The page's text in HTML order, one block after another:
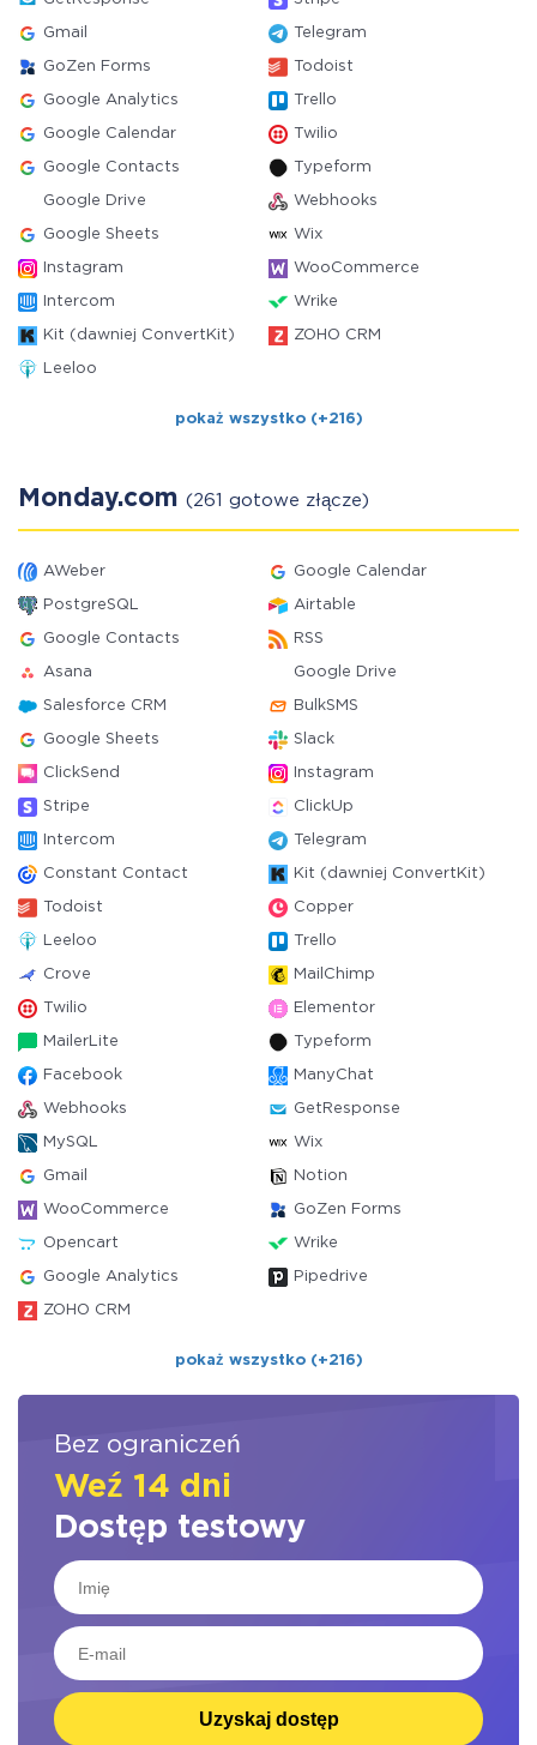
Gmail Telegram
GoZen Forms Todoist
Google Analytics Trello
Google Calendar Twilio
Google Contacts Typeform
Google Drive Webhooks
Google Sheets Wix
Instagram WooCommerce
Intercom Wrike
Kit (dawniej ConvertKit) ZOHO CRM
Leeloo
pokaż wszystko (+216)
Monday.com (261 gotowe złącze)
AWeber Google Calendar
PostgreSQL Airtable
Google Contacts RSS
Asana Google Drive
Salesforce CRM BulkSMS
Google Sheets Slack
ClickSend Instagram
Stripe ClickUp
Intercom Telegram
Constant Contact Kit (dawniej ConvertKit)
Todoist Copper
Leeloo Trello
Crove MailChimp
Twilio Elementor
MailerLite Typeform
Facebook ManyChat
Webhooks GetResponse
MySQL Wix
Gmail Notion
WooCommerce GoZen Forms
Opencart Wrike
Google Analytics Pipedrive
ZOHO CRM
pokaż wszystko (+216)
Bez ograniczeń
Weź 14 dni
Dostęp testowy
Uzyskaj dostęp